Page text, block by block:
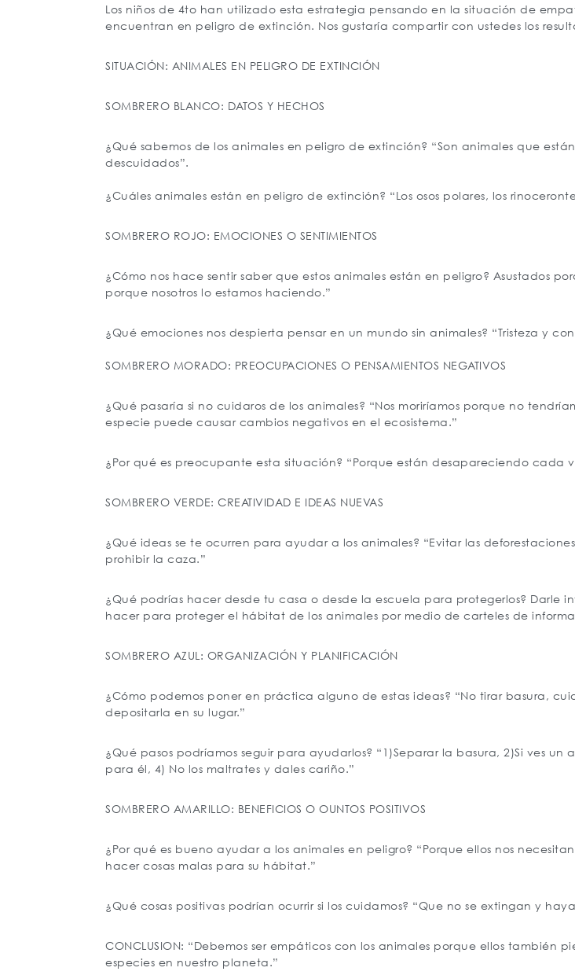
Los niños de 4to han utilizado esta estrategia pensando en la situación de
encuentran en peligro de extinción. Nos gustaría compartir con ustedes los
SITUACIÓN: ANIMALES EN PELIGRO DE EXTINCIÓN
SOMBRERO BLANCO: DATOS Y HECHOS
¿Qué sabemos de los animales en peligro de extinción? “Son animales que
descuidados”.
¿Cuáles animales están en peligro de extinción? “Los osos polares, los
SOMBRERO ROJO: EMOCIONES O SENTIMIENTOS
¿Cómo nos hace sentir saber que estos animales están en peligro? Asustados
porque nosotros lo estamos haciendo.”
¿Qué emociones nos despierta pensar en un mundo sin animales? “Tristeza y
SOMBRERO MORADO: PREOCUPACIONES O PENSAMIENTOS NEGATIVOS
¿Qué pasaría si no cuidaros de los animales? “Nos moriríamos porque no
especie puede causar cambios negativos en el ecosistema.”
¿Por qué es preocupante esta situación? “Porque están desapareciendo cada
SOMBRERO VERDE: CREATIVIDAD E IDEAS NUEVAS
¿Qué ideas se te ocurren para ayudar a los animales? “Evitar las
prohibir la caza.”
¿Qué podrías hacer desde tu casa o desde la escuela para protegerlos? Darle
hacer para proteger el hábitat de los animales por medio de carteles de
SOMBRERO AZUL: ORGANIZACIÓN Y PLANIFICACIÓN
¿Cómo podemos poner en práctica alguno de estas ideas? “No tirar basura,
depositarla en su lugar.”
¿Qué pasos podríamos seguir para ayudarlos? “1)Separar la basura, 2)Si ves
para él, 4) No los maltrates y dales cariño.”
SOMBRERO AMARILLO: BENEFICIOS O OUNTOS POSITIVOS
¿Por qué es bueno ayudar a los animales en peligro? “Porque ellos nos
hacer cosas malas para su hábitat.”
¿Qué cosas positivas podrían ocurrir si los cuidamos? “Que no se extingan y
CONCLUSION: “Debemos ser empáticos con los animales porque ellos
especies en nuestro planeta.”